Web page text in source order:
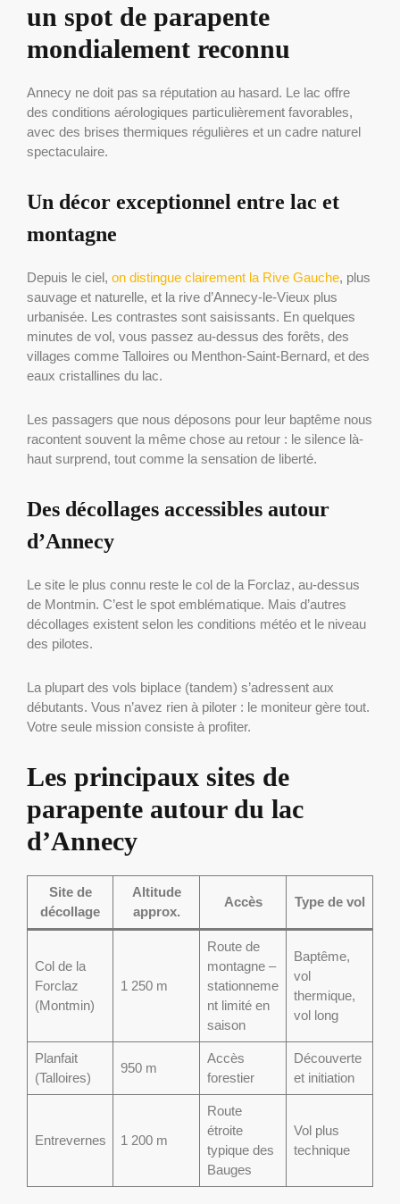
un spot de parapente
mondialement reconnu
Annecy ne doit pas sa réputation au hasard. Le lac offre
des conditions aérologiques particulièrement favorables,
avec des brises thermiques régulières et un cadre naturel
spectaculaire.
Un décor exceptionnel entre lac et
montagne
Depuis le ciel, on distingue clairement la Rive Gauche, plus
sauvage et naturelle, et la rive d’Annecy-le-Vieux plus
urbanisée. Les contrastes sont saisissants. En quelques
minutes de vol, vous passez au-dessus des forêts, des
villages comme Talloires ou Menthon-Saint-Bernard, et des
eaux cristallines du lac.
Les passagers que nous déposons pour leur baptême nous
racontent souvent la même chose au retour : le silence là-
haut surprend, tout comme la sensation de liberté.
Des décollages accessibles autour
d’Annecy
Le site le plus connu reste le col de la Forclaz, au-dessus
de Montmin. C’est le spot emblématique. Mais d’autres
décollages existent selon les conditions météo et le niveau
des pilotes.
La plupart des vols biplace (tandem) s’adressent aux
débutants. Vous n’avez rien à piloter : le moniteur gère tout.
Votre seule mission consiste à profiter.
Les principaux sites de
parapente autour du lac
d’Annecy
Site de
décollage
Altitude
approx.
Accès Type de vol
Col de la
Forclaz
(Montmin)
1 250 m
Route de
montagne –
stationneme
nt limité en
saison
Baptême,
vol
thermique,
vol long
Planfait
(Talloires)
950 m
Accès
forestier
Découverte
et initiation
Entrevernes 1 200 m
Route
étroite
typique des
Bauges
Vol plus
technique